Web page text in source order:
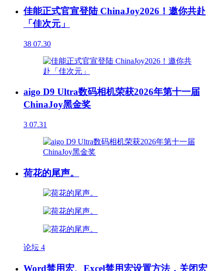
佳能正式官宣登陆 ChinaJoy2026！邀你共赴
「佳次元」
38 07.30
aigo D9 Ultra数码相机荣获2026年第十一届
ChinaJoy黑金奖
3 07.31
荷花的尾声。
论坛 4
Word禁用宏、Excel禁用宏设置方法，关闭宏